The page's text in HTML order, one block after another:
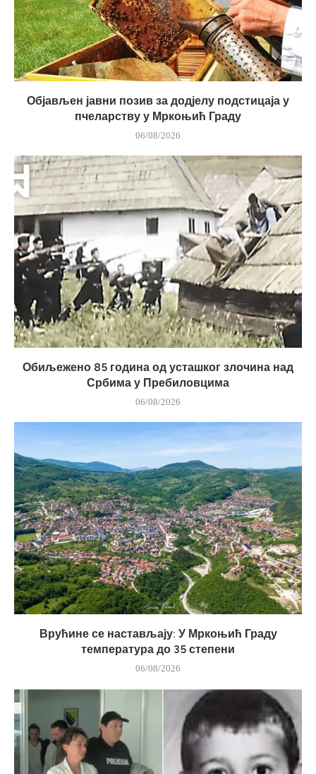
Објављен јавни позив за додјелу подстицаја у
пчеларству у Мркоњић Граду
06/08/2026
Обиљежено 85 година од усташког злочина над
Србима у Пребиловцима
06/08/2026
Врућине се настављају: У Мркоњић Граду
температура до 35 степени
06/08/2026